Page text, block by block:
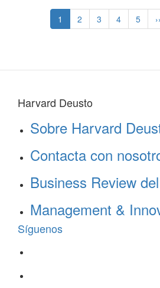
Paginación
Página
actual
1 Page
2 Page
3 Page
4 Page
5 ››
Harvard Deusto
Sobre Harvard
Contacta con
Business Review
Management &
Síguenos